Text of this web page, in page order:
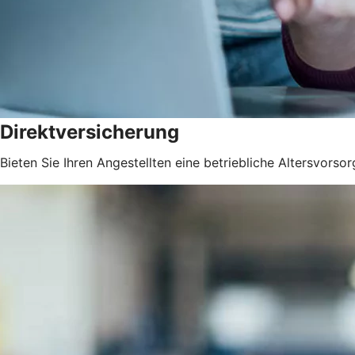
Direktversicherung
Bieten Sie Ihren Angestellten eine betriebliche